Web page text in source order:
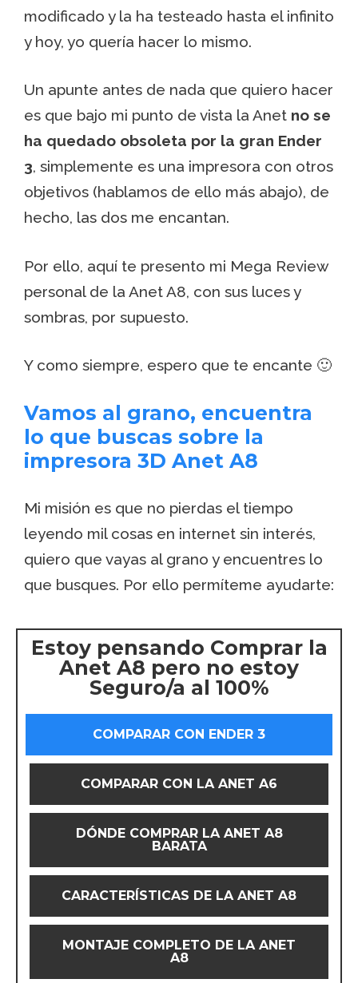
modificado y la ha testeado hasta el infinito
y hoy, yo quería hacer lo mismo.
Un apunte antes de nada que quiero hacer
es que bajo mi punto de vista la Anet no se
ha quedado obsoleta por la gran Ender
3, simplemente es una impresora con otros
objetivos (hablamos de ello más abajo), de
hecho, las dos me encantan.
Por ello, aquí te presento mi Mega Review
personal de la Anet A8, con sus luces y
sombras, por supuesto.
Y como siempre, espero que te encante 🙂
Vamos al grano, encuentra
lo que buscas sobre la
impresora 3D Anet A8
Mi misión es que no pierdas el tiempo
leyendo mil cosas en internet sin interés,
quiero que vayas al grano y encuentres lo
que busques. Por ello permíteme ayudarte:
Estoy pensando Comprar la
Anet A8 pero no estoy
Seguro/a al 100%
COMPARAR CON ENDER 3
COMPARAR CON LA ANET A6
DÓNDE COMPRAR LA ANET A8
BARATA
CARACTERÍSTICAS DE LA ANET A8
MONTAJE COMPLETO DE LA ANET
A8